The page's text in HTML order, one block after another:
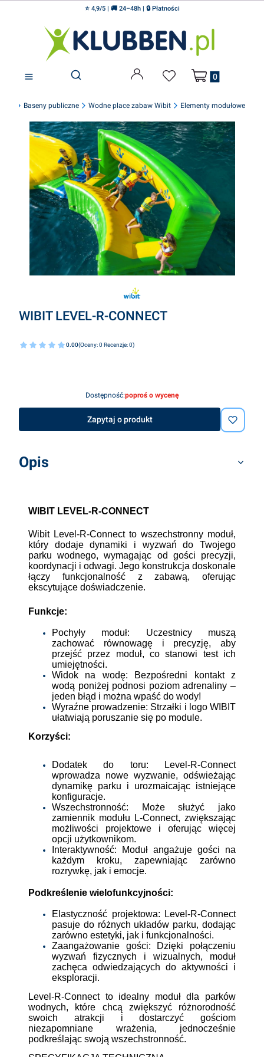
⭐ 4,9/5 | 🚚 24–48h | 🔒 Płatności
Otwórz wyszukiwarkę
Produkty w
Baseny publiczne Wodne place zabaw Wibit Elementy modułowe
WIBIT LEVEL-R-CONNECT
0.00(Oceny: 0 Recenzje: 0)
Dostępność:poproś o wycenę
Zapytaj o produkt
Opis
WIBIT LEVEL-R-CONNECT
Wibit Level-R-Connect to wszechstronny moduł,
który dodaje dynamiki i wyzwań do Twojego
parku wodnego, wymagając od gości precyzji,
koordynacji i odwagi. Jego konstrukcja doskonale
łączy funkcjonalność z zabawą, oferując
ekscytujące doświadczenie.
Funkcje:
Pochyły moduł: Uczestnicy muszą
zachować równowagę i precyzję, aby
przejść przez moduł, co stanowi test ich
umiejętności.
Widok na wodę: Bezpośredni kontakt z
wodą poniżej podnosi poziom adrenaliny –
jeden błąd i można wpaść do wody!
Wyraźne prowadzenie: Strzałki i logo WIBIT
ułatwiają poruszanie się po module.
Korzyści:
Dodatek do toru: Level-R-Connect
wprowadza nowe wyzwanie, odświeżając
dynamikę parku i urozmaicając istniejące
konfiguracje.
Wszechstronność: Może służyć jako
zamiennik modułu L-Connect, zwiększając
możliwości projektowe i oferując więcej
opcji użytkownikom.
Interaktywność: Moduł angażuje gości na
każdym kroku, zapewniając zarówno
rozrywkę, jak i emocje.
Podkreślenie wielofunkcyjności:
Elastyczność projektowa: Level-R-Connect
pasuje do różnych układów parku, dodając
zarówno estetyki, jak i funkcjonalności.
Zaangażowanie gości: Dzięki połączeniu
wyzwań fizycznych i wizualnych, moduł
zachęca odwiedzających do aktywności i
eksploracji.
Level-R-Connect to idealny moduł dla parków
wodnych, które chcą zwiększyć różnorodność
swoich atrakcji i dostarczyć gościom
niezapomniane wrażenia, jednocześnie
podkreślając swoją wszechstronność.